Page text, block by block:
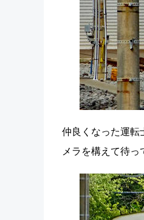
仲良くなった運転
メラを構えて待